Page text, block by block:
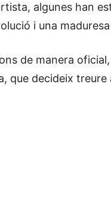
algunes han
i una
de manera oficial,
que decideix